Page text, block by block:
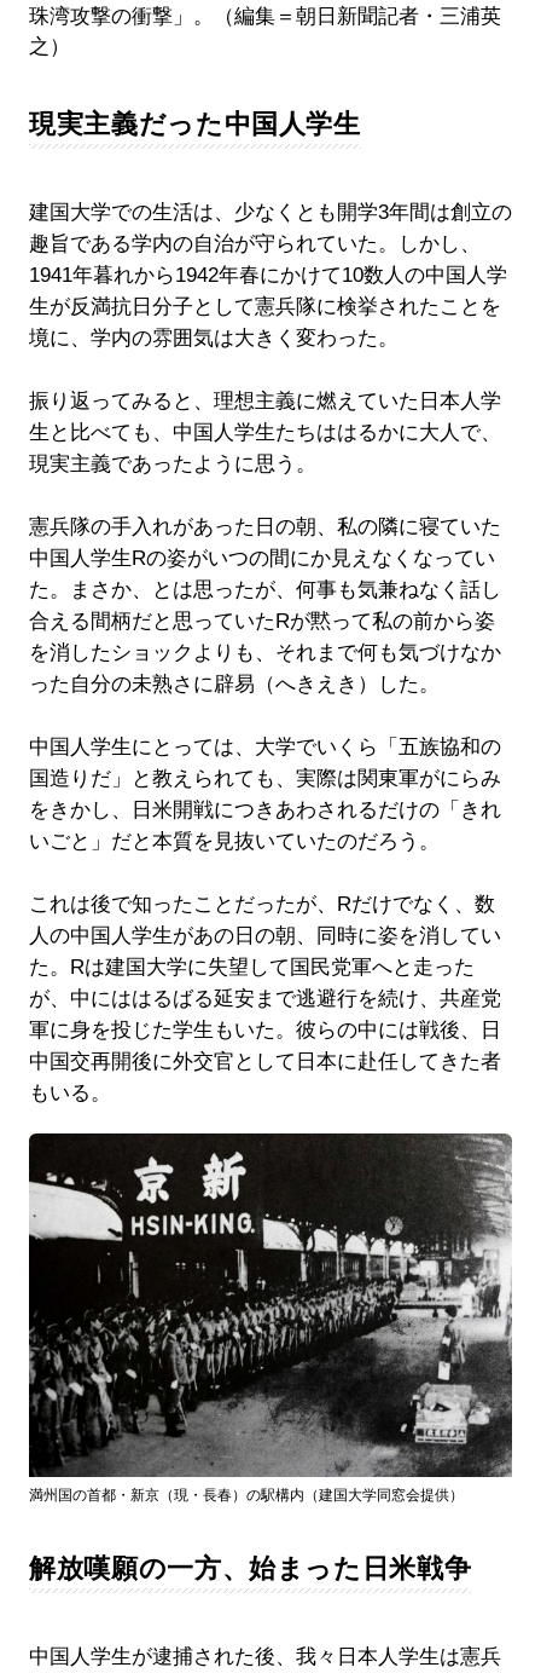
珠湾攻撃の衝撃」。（編集＝朝日新聞記者・三浦英
之）
現実主義だった中国人学生
建国大学での生活は、少なくとも開学3年間は創立の
趣旨である学内の自治が守られていた。しかし、
1941年暮れから1942年春にかけて10数人の中国人学
生が反満抗日分子として憲兵隊に検挙されたことを
境に、学内の雰囲気は大きく変わった。
振り返ってみると、理想主義に燃えていた日本人学
生と比べても、中国人学生たちははるかに大人で、
現実主義であったように思う。
憲兵隊の手入れがあった日の朝、私の隣に寝ていた
中国人学生Rの姿がいつの間にか見えなくなってい
た。まさか、とは思ったが、何事も気兼ねなく話し
合える間柄だと思っていたRが黙って私の前から姿
を消したショックよりも、それまで何も気づけなか
った自分の未熟さに辟易（へきえき）した。
中国人学生にとっては、大学でいくら「五族協和の
国造りだ」と教えられても、実際は関東軍がにらみ
をきかし、日米開戦につきあわされるだけの「きれ
いごと」だと本質を見抜いていたのだろう。
これは後で知ったことだったが、Rだけでなく、数
人の中国人学生があの日の朝、同時に姿を消してい
た。Rは建国大学に失望して国民党軍へと走った
が、中にははるばる延安まで逃避行を続け、共産党
軍に身を投じた学生もいた。彼らの中には戦後、日
中国交再開後に外交官として日本に赴任してきた者
もいる。
満州国の首都・新京（現・長春）の駅構内（建国大学同窓会提供）
解放嘆願の一方、始まった日米戦争
中国人学生が逮捕された後、我々日本人学生は憲兵